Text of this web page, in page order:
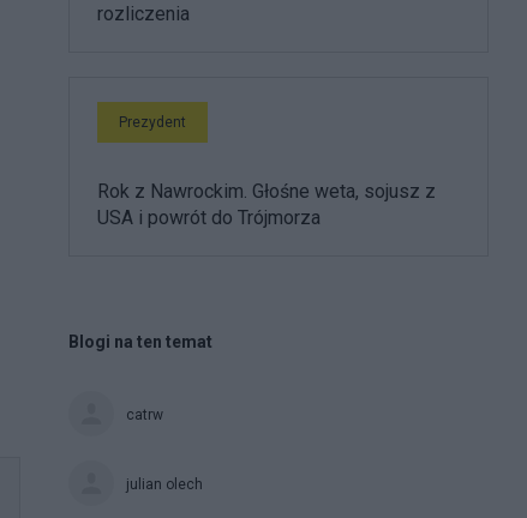
rozliczenia
Prezydent
Rok z Nawrockim. Głośne weta, sojusz z
USA i powrót do Trójmorza
Blogi na ten temat
catrw
julian olech